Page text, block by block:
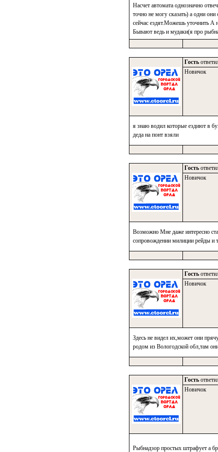
Насчет автомата однозначно
точно не могу сказать) а одни
сейчас ездят.Можешь уточнить А
Бывают ведь и мудаки(я про
Гость
Новичок
я знаю водил которые ездиют в
деда на понт взяли
Гость
Новичок
Возможно Мне даже интересно
сопровождении милиции рейды и
Гость
Новичок
Здесь не видел их,может они
родом из Вологодской обл,там
Гость
Новичок
Рыбнадзор простых штрафует а